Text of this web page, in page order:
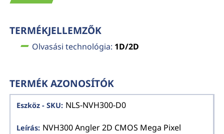
TERMÉKJELLEMZŐK
Olvasási technológia: 1D/2D
TERMÉK AZONOSÍTÓK
NLS-NVH300-D0
NVH300 Angler 2D CMOS Mega Pixel